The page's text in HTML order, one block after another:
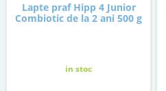
Lapte praf Hipp 4 Junior
Combiotic de la 2 ani 500 g
in stoc